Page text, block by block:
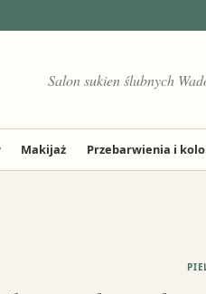
Salon sukien ślubnych
Makijaż Przebarwienia i